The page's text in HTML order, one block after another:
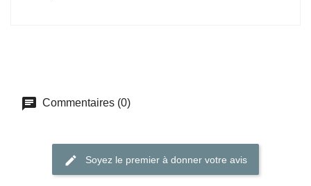
Commentaires (0)
Soyez le premier à donner votre avis